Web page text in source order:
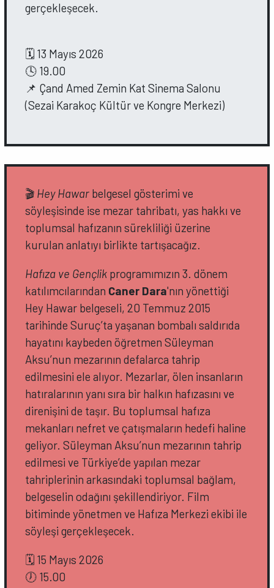
gerçekleşecek.
🗓️ 13 Mayıs 2026
🕓 19.00
📌 Çand Amed Zemin Kat Sinema Salonu
(Sezai Karakoç Kültür ve Kongre Merkezi)
🎬 Hey Hawar belgesel gösterimi ve
söyleşisinde ise mezar tahribatı, yas hakkı ve
toplumsal hafızanın sürekliliği üzerine
kurulan anlatıyı birlikte tartışacağız.
Hafıza ve Gençlik programımızın 3. dönem
katılımcılarından Caner Dara'nın yönettiği
Hey Hawar belgeseli, 20 Temmuz 2015
tarihinde Suruç’ta yaşanan bombalı saldırıda
hayatını kaybeden öğretmen Süleyman
Aksu’nun mezarının defalarca tahrip
edilmesini ele alıyor. Mezarlar, ölen insanların
hatıralarının yanı sıra bir halkın hafızasını ve
direnişini de taşır. Bu toplumsal hafıza
mekanları nefret ve çatışmaların hedefi haline
geliyor. Süleyman Aksu’nun mezarının tahrip
edilmesi ve Türkiye’de yapılan mezar
tahriplerinin arkasındaki toplumsal bağlam,
belgeselin odağını şekillendiriyor. Film
bitiminde yönetmen ve Hafıza Merkezi ekibi ile
söyleşi gerçekleşecek.
🗓️ 15 Mayıs 2026
🕖 15.00